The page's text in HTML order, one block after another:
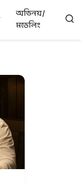
অভিনয়/
মডেলিং